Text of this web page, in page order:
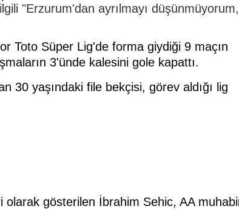
"Erzurum'dan ayrılmayı
Toto Süper Lig'de forma giydiği 9 maçın
3'ünde kalesini gole kapattı.
30 yaşındaki file bekçisi, görev aldığı lig
olarak gösterilen İbrahim Sehic, AA